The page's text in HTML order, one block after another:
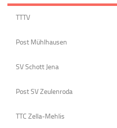
TTTV
Post Mühlhausen
SV Schott Jena
Post SV Zeulenroda
TTC Zella-Mehlis